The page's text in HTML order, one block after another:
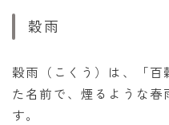
穀雨
穀雨（こくう）は、「
た名前で、煙るような
す。